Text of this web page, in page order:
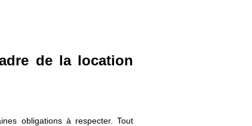
de la location
obligations à respecter. Tout